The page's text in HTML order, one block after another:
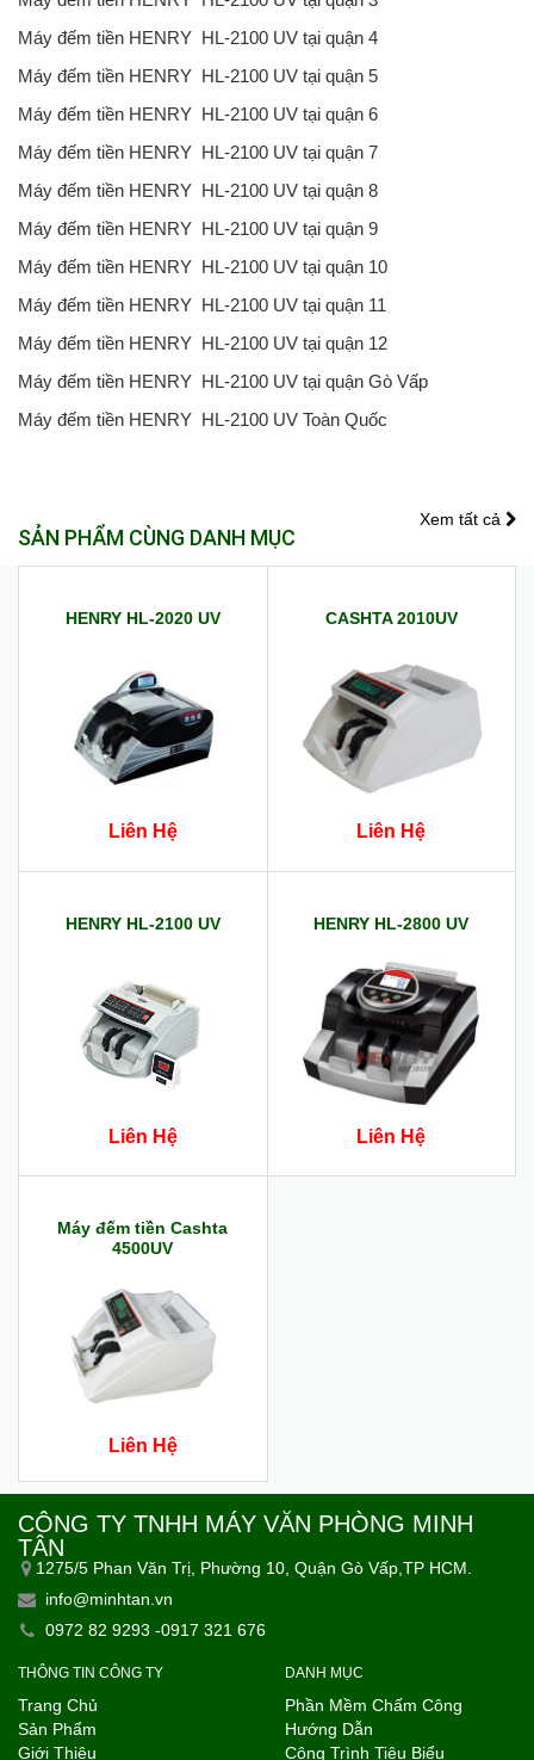
Máy đếm tiền HENRY HL-2100 UV tại quận 4
Máy đếm tiền HENRY HL-2100 UV tại quận 5
Máy đếm tiền HENRY HL-2100 UV tại quận 6
Máy đếm tiền HENRY HL-2100 UV tại quận 7
Máy đếm tiền HENRY HL-2100 UV tại quận 8
Máy đếm tiền HENRY HL-2100 UV tại quận 9
Máy đếm tiền HENRY HL-2100 UV tại quận 10
Máy đếm tiền HENRY HL-2100 UV tại quận 11
Máy đếm tiền HENRY HL-2100 UV tại quận 12
Máy đếm tiền HENRY HL-2100 UV tại quận Gò Vấp
Máy đếm tiền HENRY HL-2100 UV Toàn Quốc
SẢN PHẨM CÙNG DANH MỤC
Xem tất cả
HENRY HL-2020 UV
Liên Hệ
CASHTA 2010UV
Liên Hệ
HENRY HL-2100 UV
Liên Hệ
HENRY HL-2800 UV
Liên Hệ
Máy đếm tiền Cashta
4500UV
Liên Hệ
CÔNG TY TNHH MÁY VĂN PHÒNG MINH
TÂN
1275/5 Phan Văn Trị, Phường 10, Quận Gò Vấp,TP HCM.
info@minhtan.vn
0972 82 9293 -0917 321 676
THÔNG TIN CÔNG TY
Trang Chủ
Sản Phẩm
Giới Thiệu
DANH MỤC
Phần Mềm Chấm Công
Hướng Dẫn
Công Trình Tiêu Biểu